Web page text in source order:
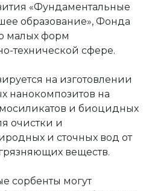
«Фундаментальные
образование», Фонда
малых форм
технической сфере.
на изготовлении
нанокомпозитов на
и биоцидных
очистки и
и сточных вод от
веществ.
сорбенты могут